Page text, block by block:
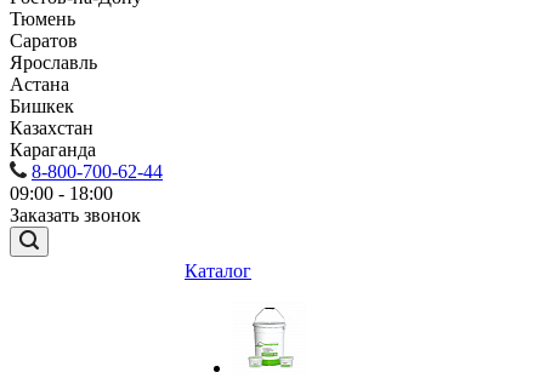
Тюмень
Саратов
Ярославль
Астана
Бишкек
Казахстан
Караганда
8-800-700-62-44
09:00 - 18:00
Заказать звонок
Каталог